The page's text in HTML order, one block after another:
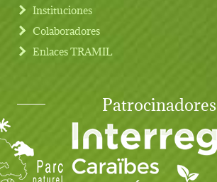
Instituciones
Colaboradores
Enlaces TRAMIL
Patrocinadores